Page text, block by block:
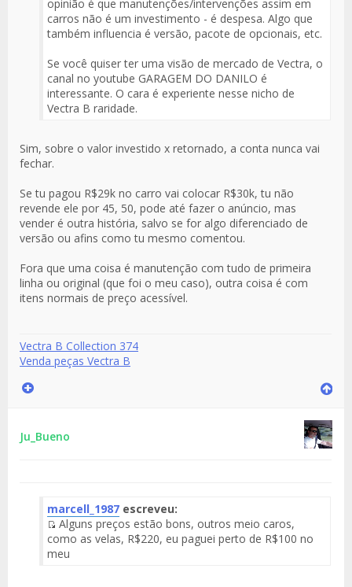
opinião é que manutenções/intervenções assim em
carros não é um investimento - é despesa. Algo que
também influencia é versão, pacote de opcionais, etc.
Se você quiser ter uma visão de mercado de Vectra, o
canal no youtube GARAGEM DO DANILO é
interessante. O cara é experiente nesse nicho de
Vectra B raridade.
Sim, sobre o valor investido x retornado, a conta nunca vai
fechar.
Se tu pagou R$29k no carro vai colocar R$30k, tu não
revende ele por 45, 50, pode até fazer o anúncio, mas
vender é outra história, salvo se for algo diferenciado de
versão ou afins como tu mesmo comentou.
Fora que uma coisa é manutenção com tudo de primeira
linha ou original (que foi o meu caso), outra coisa é com
itens normais de preço acessível.
Vectra B Collection 374
Venda peças Vectra B
Ju_Bueno
marcell_1987 escreveu:
Fuente
del
Alguns preços estão bons, outros meio caros,
como as velas, R$220, eu paguei perto de R$100 no
meu